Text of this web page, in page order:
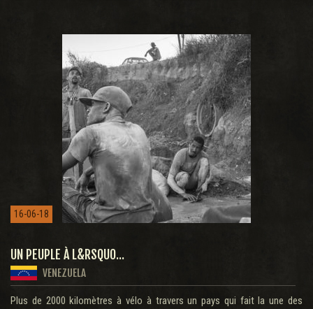
16-06-18
UN PEUPLE À L&RSQUO...
VENEZUELA
Plus de 2000 kilomètres à vélo à travers un pays qui fait la une des